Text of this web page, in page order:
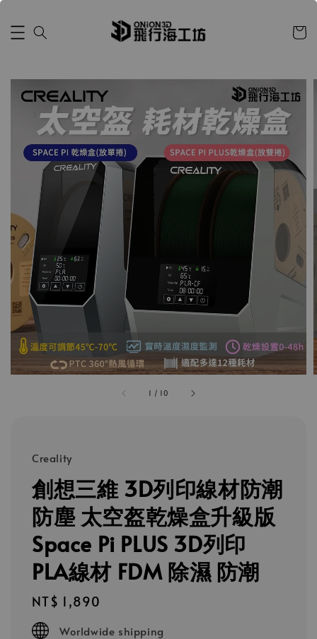
1 / 10
Creality
創想三維 3D列印線材防潮
防塵 太空盔乾燥盒升級版
Space Pi PLUS 3D列印
PLA線材 FDM 除濕 防潮
Regular
price
NT$ 1,890
Worldwide shipping